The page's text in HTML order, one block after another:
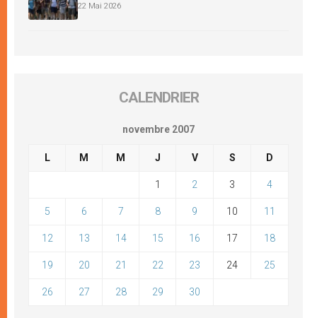
22 Mai 2026
CALENDRIER
novembre 2007
L M M J V S D
1 2 3 4
5 6 7 8 9 10 11
12 13 14 15 16 17 18
19 20 21 22 23 24 25
26 27 28 29 30